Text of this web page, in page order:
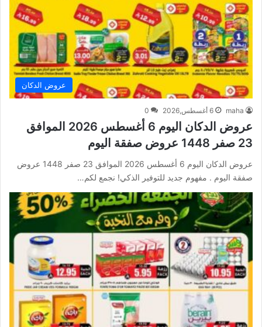
عروض الدكان
maha 6 أغسطس,2026 0
عروض الدكان اليوم 6 أغسطس 2026 الموافق
23 صفر 1448 عروض صفقة اليوم
عروض الدكان اليوم 6 أغسطس 2026 الموافق 23 صفر 1448 عروض
صفقة اليوم . مفهوم جديد للتوفير الذكي! نجمع لكم…